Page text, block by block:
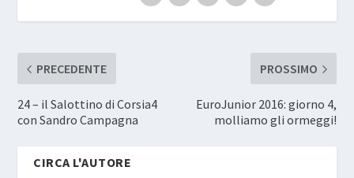
PRECEDENTE
24 – il Salottino di Corsia4
con Sandro Campagna
PROSSIMO
EuroJunior 2016: giorno 4,
molliamo gli ormeggi!
CIRCA L'AUTORE